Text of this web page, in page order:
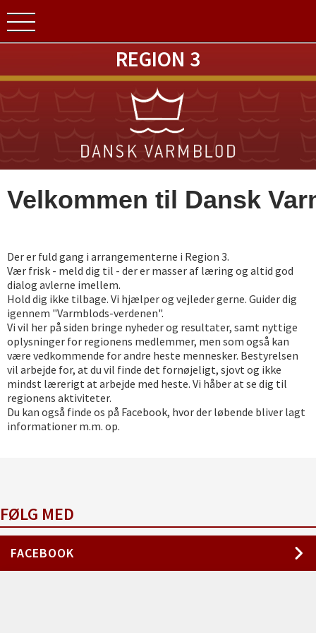
REGION 3
Velkommen til Dansk
Der er fuld gang i arrangementerne i Region 3.
Vær frisk - meld dig til - der er masser af læring og altid god
dialog avlerne imellem.
Hold dig ikke tilbage. Vi hjælper og vejleder gerne. Guider dig
igennem "Varmblods-verdenen".
Vi vil her på siden bringe nyheder og resultater, samt nyttige
oplysninger for regionens medlemmer, men som også kan
være vedkommende for andre heste mennesker. Bestyrelsen
vil arbejde for, at du vil finde det fornøjeligt, sjovt og ikke
mindst lærerigt at arbejde med heste. Vi håber at se dig til
regionens aktiviteter.
Du kan også finde os på Facebook, hvor der løbende bliver lagt
informationer m.m. op.
FØLG MED
FACEBOOK